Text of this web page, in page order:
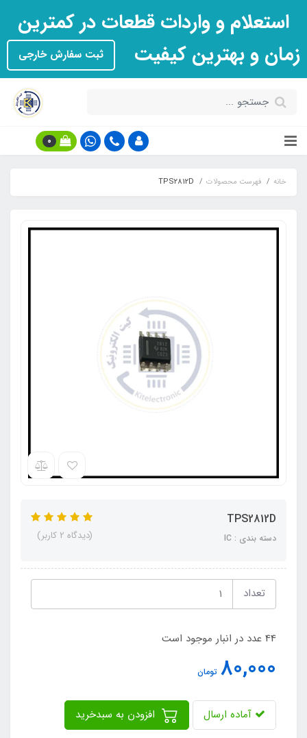
استعلام و واردات قطعات در کمترین
زمان و بهترین کیفیت
ثبت سفارش خارجی
0
خانه فهرست محصولات TPS2812D
TPS2812D
دسته بندی : IC (دیدگاه 2 کاربر)
تعداد
44 عدد در انبار موجود است
80,000 تومان
آماده ارسال